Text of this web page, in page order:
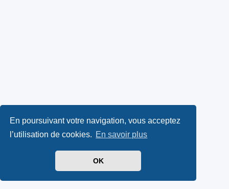
En poursuivant votre navigation, vous acceptez
l’utilisation de cookies. En savoir plus
OK